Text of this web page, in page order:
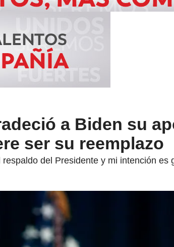
a Biden su
ser su reemplazo
del Presidente y mi intención es